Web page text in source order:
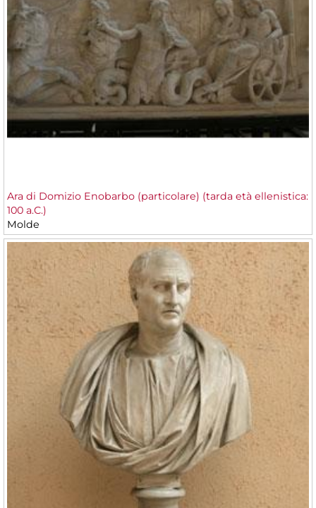
Ara di Domizio Enobarbo (particolare) (tarda età ellenistica:
100 a.C.)
Molde